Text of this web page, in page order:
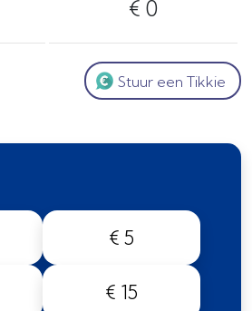
€ 0
Stuur een Tikkie
€ 5
€ 15